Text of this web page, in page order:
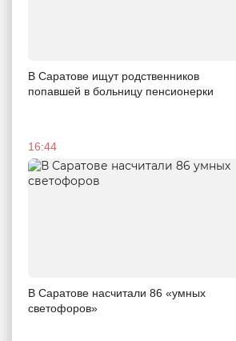
В Саратове ищут родственников
попавшей в больницу пенсионерки
16:44
В Саратове насчитали 86 «умных
светофоров»